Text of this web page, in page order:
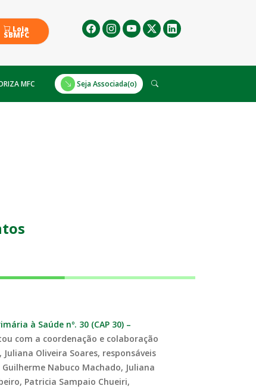
Loja
SBMFC
MFC Seja Associada(o)
à Saúde nº. 30 (CAP 30) –
com a coordenação e colaboração
Oliveira Soares, responsáveis
Nabuco Machado, Juliana
Patricia Sampaio Chueiri,